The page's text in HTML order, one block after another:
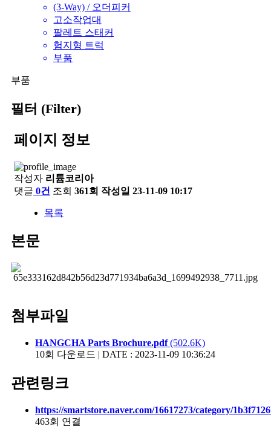
(3-Way) / 오더피커
고소작업대
팔레트 스태커
험지형 트럭
부품
부품
필터 (Filter)
페이지 정보
작성자 리튬코리아
댓글 0건 조회 361회 작성일 23-11-09 10:17
목록
본문
첨부파일
HANGCHA Parts Brochure.pdf(502.6K)
10회 다운로드 | DATE : 2023-11-09 10:36:24
관련링크
https://smartstore.naver.com/16617273/category/
463회 연결